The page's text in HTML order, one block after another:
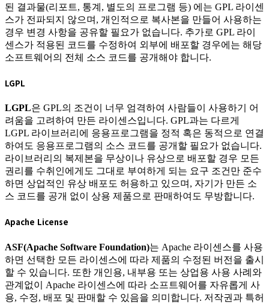
된 결과물(리포트, 통계, 별도의 프로그램 등) 에는 GPL 라이센
스가 전파되지 않으며, 개인적으로 복사본을 만들어 사용하는
경우 변경 사항을 공유할 필요가 없습니다. 추가로 GPL 라이
센스가 적용된 코드를 수정하여 외부에 배포할 경우에는 해당
소프트웨어의 전체 소스 코드를 공개해야 합니다.
LGPL
LGPL은 GPL의 조건이 너무 엄격하여 사람들이 사용하기 어
려움을 고려하여 만든 라이센스입니다. GPL과는 다르게
LGPL 라이브러리에 응용프로그램을 정적 혹은 동적으로 연결
하여도 응용프로그램의 소스 코드를 공개할 필요가 없습니다.
라이브러리의 복제본을 무상이나 유상으로 배포할 경우 모든
권리를 수취인에게도 그대로 부여하게 되는 요구 조건만 준수
하면 상업적인 유상 배포도 허용하고 있으며, 자기가 만든 소
스 코드를 공개 없이 상용 제품으로 판매하여도 무방합니다.
Apache License
ASF(Apache Software Foundation)는 Apache 라이센스를 사용
하면 선택한 모든 라이센스에 따라 제품의 수정된 버전을 출시
할 수 있습니다. 또한 개인용, 내부용 또는 상업용 사용 사례와
관계없이 Apache 라이센스에 따라 소프트웨어를 자유롭게 사
용, 수정, 배포 및 판매할 수 있음을 의미합니다. 저작권과 특허